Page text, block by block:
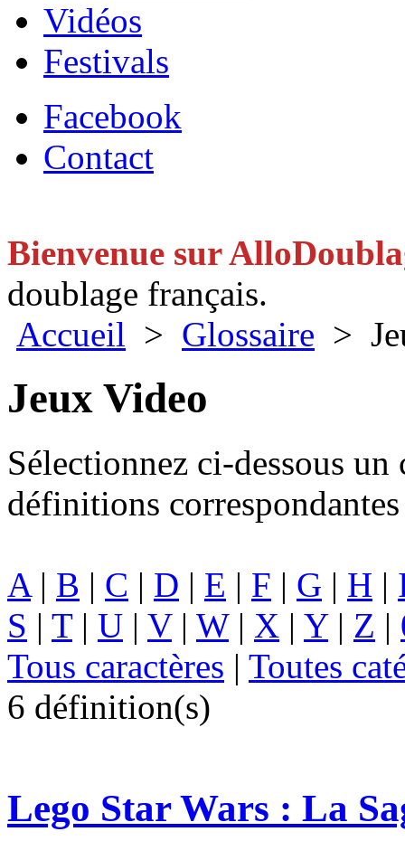
Vidéos
Festivals
Facebook
Contact
Bienvenue sur
doublage français.
Accueil > Glossaire >
Jeux Video
Sélectionnez ci-dessous
définitions
A| B | C | D | E | F | G | H |
S | T| U | V| W| X | Y| Z |
Tous caractères | Toutes
6 définition(s)
Lego Star Wars : La